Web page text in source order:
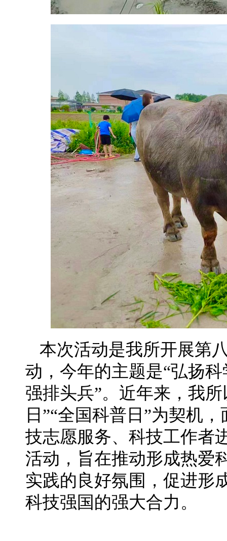
本次活动是我所开展第
动，今年的主题是“弘扬
强排头兵”。近年来，我
日”“全国科普日”为契机
技志愿服务、科技工作者
活动，旨在推动形成热爱
实践的良好氛围，促进形
科技强国的强大合力。